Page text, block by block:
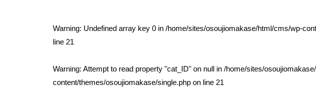
Warning: Undefined array key 0 in /home/sites/osoujiomakase/html/cms/wp-
line 21
Warning: Attempt to read property "cat_ID" on null in /home/sites/
content/themes/osoujiomakase/single.phpon line 21